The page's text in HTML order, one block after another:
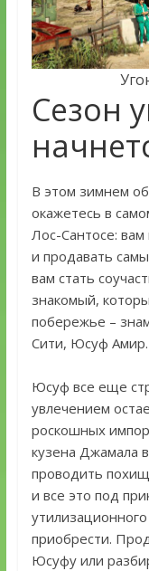
Сезон
В этом зимнем
окажетесь в
Лос-Сантосе:
и продавать
вам стать
знакомый,
побережье –
Сити, Юсуф Амир.
Юсуф все еще
увлечением
роскошных
кузена Джамала
проводить
и все это под
приобрести.
Юсуфу или